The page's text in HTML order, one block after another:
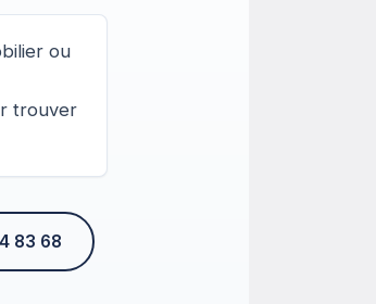
ou
trouver
83 68